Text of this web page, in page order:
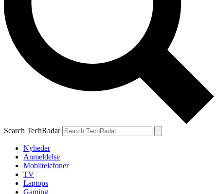
Search TechRadar
Nyheder
Anmeldelse
Mobiltelefoner
TV
Laptops
Gaming